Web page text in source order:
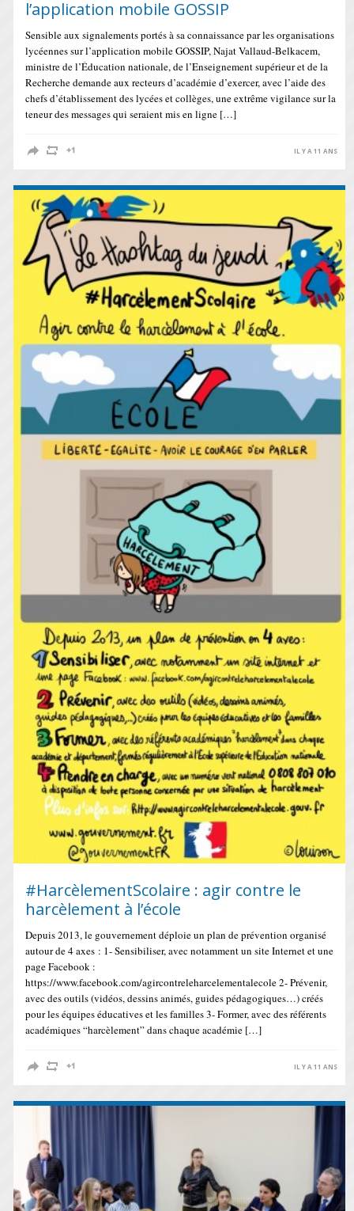
l’application mobile GOSSIP
Sensible aux signalements portés à sa connaissance par les organisations
lycéennes sur l’application mobile GOSSIP, Najat Vallaud-Belkacem,
ministre de l’Éducation nationale, de l’Enseignement supérieur et de la
Recherche demande aux recteurs d’académie d’exercer, avec l’aide des
chefs d’établissement des lycées et collèges, une extrême vigilance sur la
teneur des messages qui seraient mis en ligne […]
IL Y A 11 ANS
#HarcèlementScolaire : agir contre le
harcèlement à l’école
Depuis 2013, le gouvernement déploie un plan de prévention organisé
autour de 4 axes : 1- Sensibiliser, avec notamment un site Internet et une
page Facebook :
https://www.facebook.com/agircontreleharcelementalecole 2- Prévenir,
avec des outils (vidéos, dessins animés, guides pédagogiques…) créés
pour les équipes éducatives et les familles 3- Former, avec des référents
académiques “harcèlement” dans chaque académie […]
IL Y A 11 ANS